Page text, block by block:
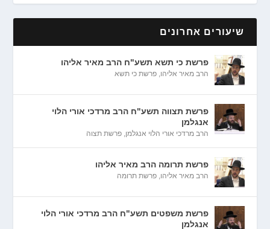
שיעורים אחרונים
פרשת כי תשא תשע"ח הרב מאיר אליהו
הרב מאיר אליהו,פרשת כי תשא
פרשת תצווה תשע"ח הרב מרדכי אורי הלוי
אנגלמן
הרב מרדכי אורי הלוי אנגלמן,פרשת תצוה
פרשת תרומה הרב מאיר אליהו
הרב מאיר אליהו,פרשת תרומה
פרשת משפטים תשע"ח הרב מרדכי אורי הלוי
אנגלמן